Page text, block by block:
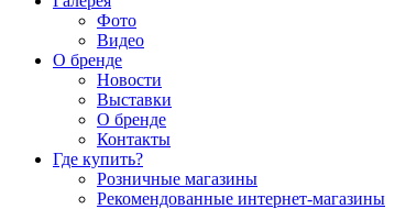
Фото
Видео
О бренде
Новости
Выставки
О бренде
Контакты
Где купить?
Розничные магазины
Рекомендованные интернет-магазины